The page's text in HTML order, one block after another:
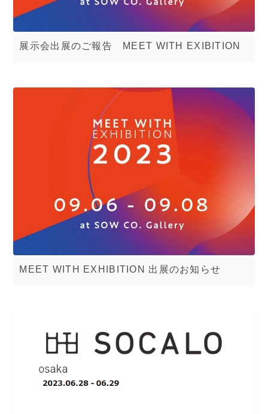
展示会出展のご報告 MEET WITH EXIBITION
MEET WITH EXHIBITION 出展のお知らせ